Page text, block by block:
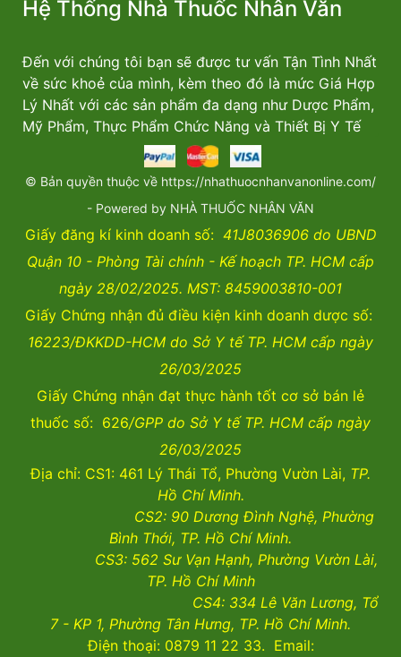
Hệ Thống Nhà Thuốc Nhân Văn
Đến với chúng tôi bạn sẽ được tư vấn Tận Tình Nhất
về sức khoẻ của mình, kèm theo đó là mức Giá Hợp
Lý Nhất với các sản phẩm đa dạng như Dược Phẩm,
Mỹ Phẩm, Thực Phẩm Chức Năng và Thiết Bị Y Tế
© Bản quyền thuộc về https://nhathuocnhanvanonline.com/
- Powered by NHÀ THUỐC NHÂN VĂN
Giấy đăng kí kinh doanh số: 41J8036906 do UBND
Quận 10 - Phòng Tài chính - Kế hoạch TP. HCM cấp
ngày 28/02/2025. MST: 8459003810-001
Giấy Chứng nhận đủ điều kiện kinh doanh dược số:
16223/ĐKKDD-HCM do Sở Y tế TP. HCM cấp ngày
26/03/2025
Giấy Chứng nhận đạt thực hành tốt cơ sở bán lẻ
thuốc số: 626/GPP do Sở Y tế TP. HCM cấp ngày
26/03/2025
Địa chỉ: CS1: 461 Lý Thái Tổ, Phường Vườn Lài, TP.
Hồ Chí Minh.
CS2: 90 Dương Đình Nghệ, Phường
Bình Thới, TP. Hồ Chí Minh.
CS3: 562 Sư Vạn Hạnh, Phường Vườn Lài,
TP. Hồ Chí Minh
CS4: 334 Lê Văn Lương, Tổ
7 - KP 1, Phường Tân Hưng, TP. Hồ Chí Minh.
Điện thoại: 0879 11 22 33. Email: